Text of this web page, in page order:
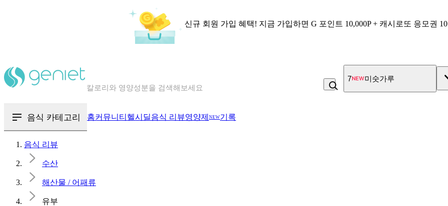
신규 회원 가입 혜택! 지금 가입하면 G 포인트 10,000P + 캐시로또 응모권
혈당 · 다이어트 음식 검색해보세요
7 미숫가루
음식 카테고리 홈커뮤니티 헬시딜음식 리뷰영양제 NEW기록
음식 리뷰
수산
해산물 / 어패류
유부